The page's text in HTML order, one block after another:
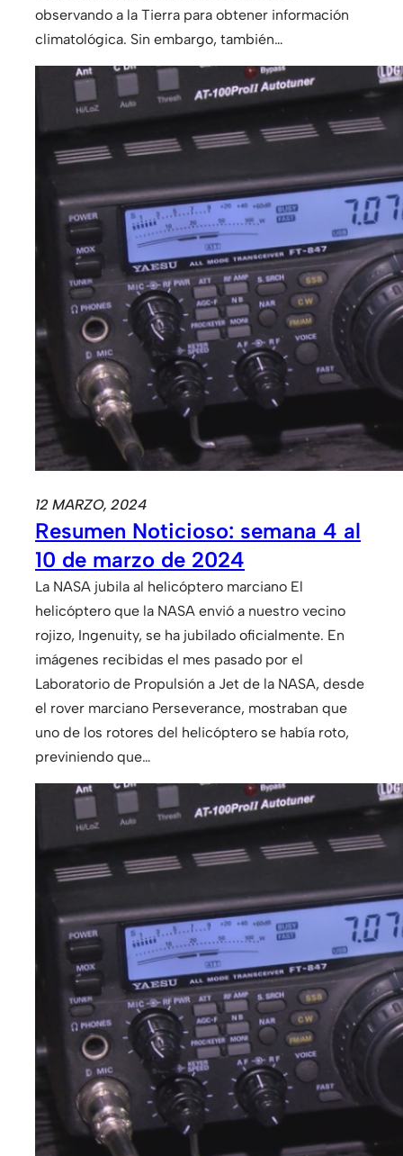
observando a la Tierra para obtener información
climatológica. Sin embargo, también…
12 MARZO, 2024
Resumen Noticioso: semana 4 al
10 de marzo de 2024
La NASA jubila al helicóptero marciano El
helicóptero que la NASA envió a nuestro vecino
rojizo, Ingenuity, se ha jubilado oficialmente. En
imágenes recibidas el mes pasado por el
Laboratorio de Propulsión a Jet de la NASA, desde
el rover marciano Perseverance, mostraban que
uno de los rotores del helicóptero se había roto,
previniendo que…